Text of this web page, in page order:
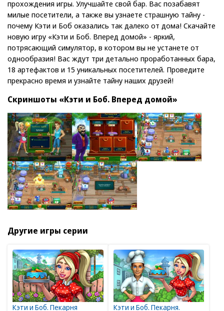
прохождения игры. Улучшайте свой бар. Вас позабавят
милые посетители, а также вы узнаете страшную тайну -
почему Кэти и Боб оказались так далеко от дома! Скачайте
новую игру «Кэти и Боб. Вперед домой» - яркий,
потрясающий симулятор, в котором вы не устанете от
однообразия! Вас ждут три детально проработанных бара,
18 артефактов и 15 уникальных посетителей. Проведите
прекрасно время и узнайте тайну наших друзей!
Скриншоты «Кэти и Боб. Вперед домой»
Другие игры серии
Кэти и Боб. Пекарня Кэти и Боб. Пекарня.